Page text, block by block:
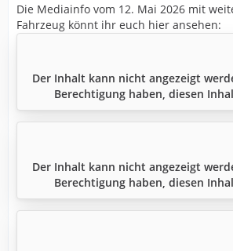
Die Mediainfo vom 12. Mai 2026 mit
Fahrzeug könnt ihr euch hier ansehen:
Der Inhalt kann nicht angezeigt
Berechtigung haben, diesen
Der Inhalt kann nicht angezeigt
Berechtigung haben, diesen